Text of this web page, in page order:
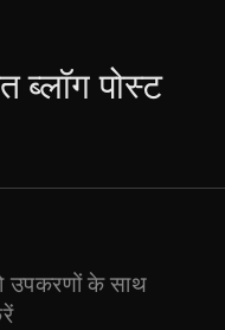
पोस्ट
उपकरणों के साथ